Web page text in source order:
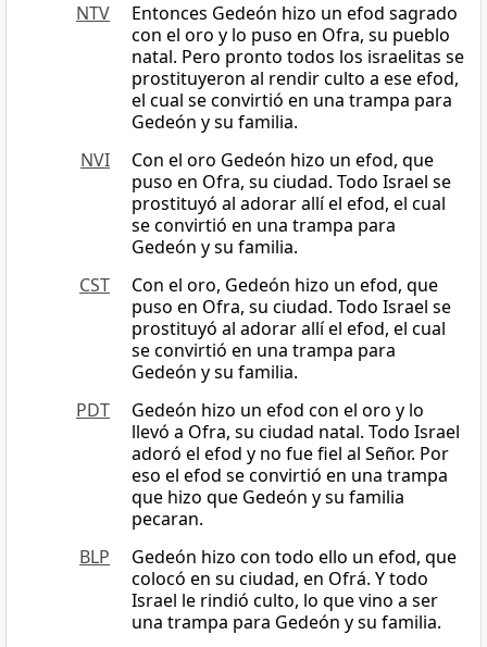
NTV
Entonces Gedeón hizo un efod sagrado
con el oro y lo puso en Ofra, su pueblo
natal. Pero pronto todos los israelitas se
prostituyeron al rendir culto a ese efod,
el cual se convirtió en una trampa para
Gedeón y su familia.
NVI
Con el oro Gedeón hizo un efod, que
puso en Ofra, su ciudad. Todo Israel se
prostituyó al adorar allí el efod, el cual
se convirtió en una trampa para
Gedeón y su familia.
CST
Con el oro, Gedeón hizo un efod, que
puso en Ofra, su ciudad. Todo Israel se
prostituyó al adorar allí el efod, el cual
se convirtió en una trampa para
Gedeón y su familia.
PDT
Gedeón hizo un efod con el oro y lo
llevó a Ofra, su ciudad natal. Todo Israel
adoró el efod y no fue fiel al Señor. Por
eso el efod se convirtió en una trampa
que hizo que Gedeón y su familia
pecaran.
BLP
Gedeón hizo con todo ello un efod, que
colocó en su ciudad, en Ofrá. Y todo
Israel le rindió culto, lo que vino a ser
una trampa para Gedeón y su familia.